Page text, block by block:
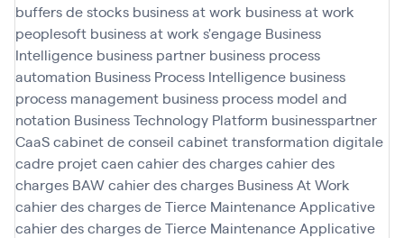
buffers de stocks business at work business at work
peoplesoft business at work s'engage Business
Intelligence business partner business process
automation Business Process Intelligence business
process management business process model and
notation Business Technology Platform businesspartner
CaaScabinet de conseil cabinet transformation digitale
cadre projetcaen cahier des chargescahier des
charges BAWcahier des charges Business At Work
cahier des charges de Tierce Maintenance Applicative
cahier des charges de Tierce Maintenance Applicative